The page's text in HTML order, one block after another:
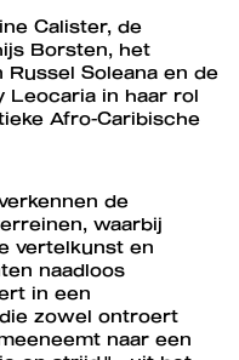
Calister, de
Borsten, het
Soleana en de
Leocaria in haar rol
Afro-Caribische
de
waarbij
vertelkunst en
naadloos
in een
zowel ontroert
naar een